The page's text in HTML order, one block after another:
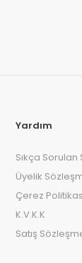
Yardım
Sıkça
Üyelik
Çerez
K.V.K.K
Satış